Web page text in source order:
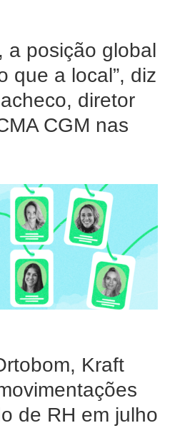
a posição global
que a local”, diz
diretor
CGM nas
Kraft
de RH em julho